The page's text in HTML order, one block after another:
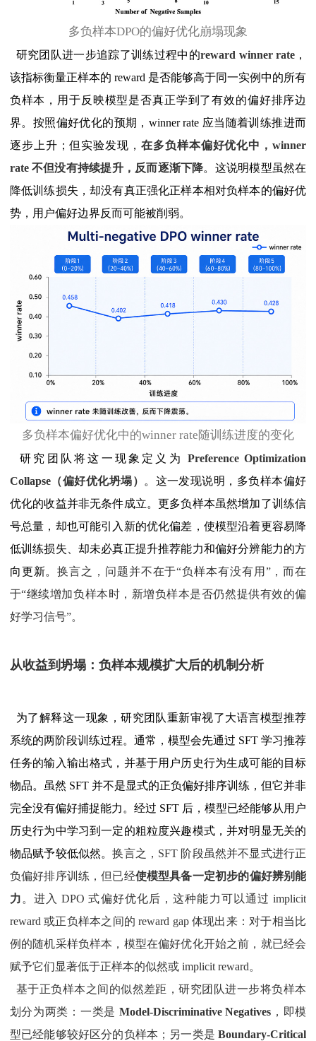
多负样本DPO的偏好优化崩塌现象
研究团队进一步追踪了训练过程中的reward winner rate，
该指标衡量正样本的 reward 是否能够高于同一实例中的所有
负样本，用于反映模型是否真正学到了有效的偏好排序边
界。按照偏好优化的预期，winner rate 应当随着训练推进而
逐步上升；但实验发现， 在多负样本偏好优化中，winner
rate 不但没有持续提升，反而逐渐下降。这说明模型虽然在
降低训练损失，却没有真正强化正样本相对负样本的偏好优
势，用户偏好边界反而可能被削弱。
多负样本偏好优化中的winner rate随训练进度的变化
研究团队将这一现象定义为 Preference Optimization
Collapse（偏好优化坍塌）
。这一发现说明，多负样本偏好
优化的收益并非无条件成立。更多负样本虽然增加了训练信
号总量，却也可能引入新的优化偏差，使模型沿着更容易降
低训练损失、却未必真正提升推荐能力和偏好分辨能力的方
向更新。换言之，问题并不在于“负样本有没有用”，而在
于“继续增加负样本时，新增负样本是否仍然提供有效的偏
好学习信号”。
从收益到坍塌： 负样本规模扩大后的机制分析
为了解释这一现象，研究团队重新审视了大语言模型推荐
系统的两阶段训练过程。通常，模型会先通过 SFT 学习推荐
任务的输入输出格式，并基于用户历史行为生成可能的目标
物品。虽然 SFT 并不是显式的正负偏好排序训练，但它并非
完全没有偏好捕捉能力。经过 SFT 后，模型已经能够从用户
历史行为中学习到一定的粗粒度兴趣模式，并对明显无关的
物品赋予较低似然。换言之，SFT 阶段虽然并不显式进行正
负偏好排序训练，但已经使模型具备一定初步的偏好辨别能
力 。进入 DPO 式偏好优化后，这种能力可以通过 implicit
reward 或正负样本之间的 reward gap 体现出来：对于相当比
例的随机采样负样本，模型在偏好优化开始之前，就已经会
赋予它们显著低于正样本的似然或 implicit reward。
基于正负样本之间的似然差距，研究团队进一步将负样本
划分为两类：一类是 Model-Discriminative Negatives ，即模
型已经能够较好区分的负样本；另一类是Boundary-Critical